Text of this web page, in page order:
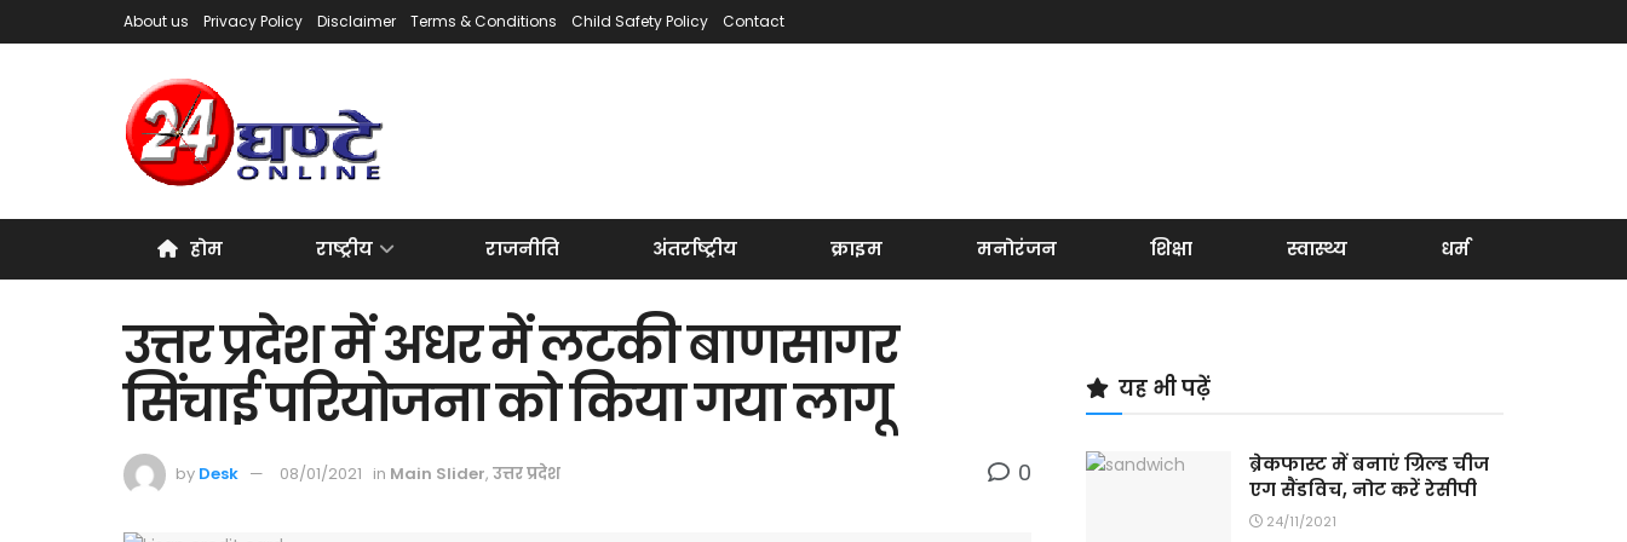
About us Privacy Policy Disclaimer Terms & Conditions Child Safety Policy Contact
होम राष्ट्रीय राजनीति अंतर्राष्ट्रीय क्राइम मनोरंजन शिक्षा स्वास्थ्य धर्म
उत्तर प्रदेश में अधर में लटकी बाणसागर
सिंचाई परियोजना को किया गया लागू
by Desk 08/01/2021 in Main Slider, उत्तर प्रदेश 0
यह भी पढ़ें
ब्रेकफास्ट में बनाएं ग्रिल्ड चीज
एग सैंडविच, नोट करें रेसीपी
24/11/2021